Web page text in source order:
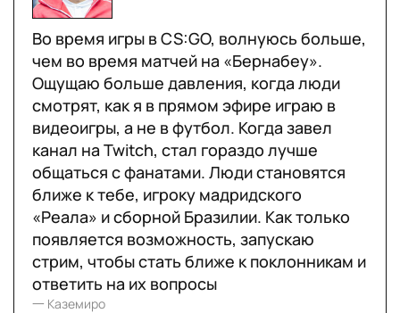
Во время игры в CS:GO, волнуюсь больше,
чем во время матчей на «Бернабеу».
Ощущаю больше давления, когда люди
смотрят, как я в прямом эфире играю в
видеоигры, а не в футбол. Когда завел
канал на Twitch, стал гораздо лучше
общаться с фанатами. Люди становятся
ближе к тебе, игроку мадридского
«Реала» и сборной Бразилии. Как только
появляется возможность, запускаю
стрим, чтобы стать ближе к поклонникам и
ответить на их вопросы
一 Каземиро